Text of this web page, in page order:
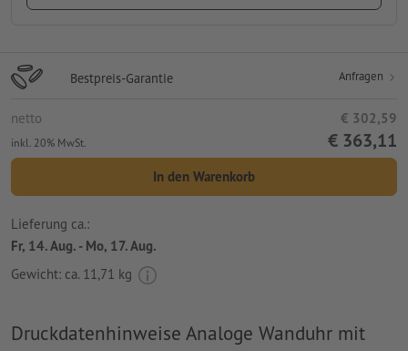
Bestpreis-Garantie Anfragen
netto € 302,59
inkl. 20% MwSt. € 363,11
In den Warenkorb
Lieferung ca.:
Fr, 14. Aug. - Mo, 17. Aug.
Gewicht: ca. 11,71 kg
Druckdatenhinweise Analoge Wanduhr mit